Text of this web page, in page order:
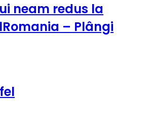
neam redus la
– Plângi